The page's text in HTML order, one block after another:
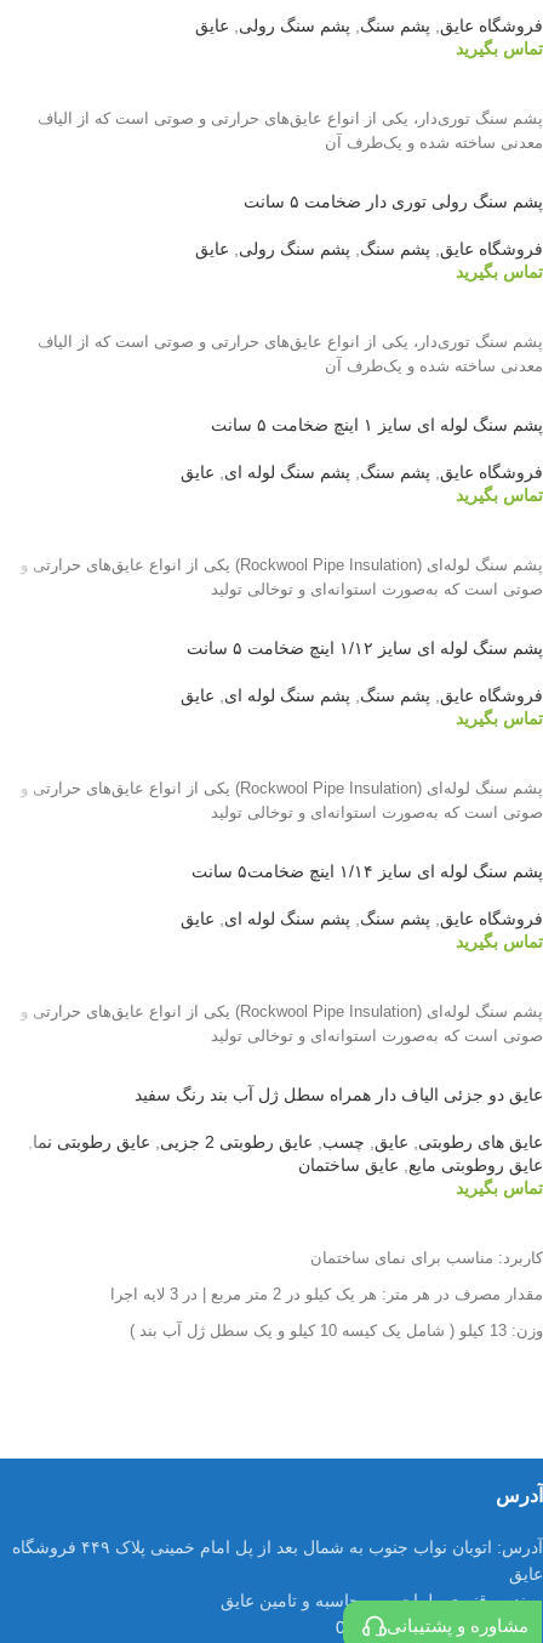
فروشگاه عایق پشم سنگ پشم سنگ رولی
عایق
تماس بگیرید
پشم سنگ توری‌دار، یکی از انواع عایق‌های حرارتی و صوتی است که از الیاف
معدنی ساخته شده و یک‌طرف آن
پشم سنگ رولی توری دار ضخامت ۵ سانت
فروشگاه عایق پشم سنگ پشم سنگ رولی
عایق
تماس بگیرید
پشم سنگ توری‌دار، یکی از انواع عایق‌های حرارتی و صوتی است که از الیاف
معدنی ساخته شده و یک‌طرف آن
پشم سنگ لوله ای سایز ۱ اینچ ضخامت ۵ سانت
فروشگاه عایق پشم سنگ پشم سنگ لوله ای
عایق
تماس بگیرید
پشم سنگ لوله‌ای (Rockwool Pipe Insulation) یکی از انواع عایق‌های حرارتی و
صوتی است که به‌صورت استوانه‌ای و توخالی تولید
پشم سنگ لوله ای سایز ۱/۱۲ اینچ ضخامت ۵ سانت
فروشگاه عایق پشم سنگ پشم سنگ لوله ای
عایق
تماس بگیرید
پشم سنگ لوله‌ای (Rockwool Pipe Insulation) یکی از انواع عایق‌های حرارتی و
صوتی است که به‌صورت استوانه‌ای و توخالی تولید
پشم سنگ لوله ای سایز ۱/۱۴ اینچ ضخامت۵ سانت
فروشگاه عایق پشم سنگ پشم سنگ لوله ای
عایق
تماس بگیرید
پشم سنگ لوله‌ای (Rockwool Pipe Insulation) یکی از انواع عایق‌های حرارتی و
صوتی است که به‌صورت استوانه‌ای و توخالی تولید
عایق دو جزئی الیاف دار همراه سطل ژل آب بند رنگ سفید
عایق های رطوبتی عایق چسب عایق رطوبتی 2 جزیی عایق رطوبتی نما
عایق روطوبتی مایع
عایق ساختمان
تماس بگیرید
کاربرد: مناسب برای نمای ساختمان
مقدار مصرف در هر متر: هر یک کیلو در 2 متر مربع | در 3 لایه اجرا
وزن: 13 کیلو ( شامل یک کیسه 10 کیلو و یک سطل ژل آب بند )
مشاوره و پشتیبانی
آدرس
آدرس:
اتوبان نواب جنوب به شمال بعد از پل امام خمینی پلاک ۴۴۹ فروشگاه
عایق
مهندس قنبری طراحی و محاسبه و تامین عایق
شماره تماس:09126028634